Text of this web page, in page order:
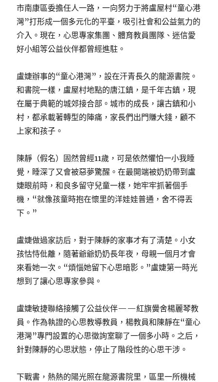
市南康區委擔任人一路，一向努力于將盧屋村“童心港
灣”打形成一個多元化的平臺，吸引社會和公益氣力的
介入。現在，心思專家集團、體育教員團隊、迷信愛
好小組等公益伙伴都曾經進駐。
盧婕辦事的“童心港灣”，設在汗青長久的龍源書院。
和書院一樣，盧屋村地點的唐江鎮，是千年古鎮，現
在屬于典範的城郊接合部。城市的成長，讓古鎮和小
村，都承載著轉型的陣痛，家長們出門賺大錢，顧不
上家和孩子。
陳靜（假名）固然曾經11歲，可是依然懼怕一小我睡
覺，睡深了又會被惡夢驚醒。在最開端被奶奶帶到盧
婕眼前時，和良多留守兒童一樣，她牢牢抓著個手
機，“就像孩童時抱在懷里的洋娃娃普通，舍不得丟
下。”
盧婕做過家訪后，對于陳靜的家事才有了清楚。小女
孩怙恃仳離，隨著爺爺奶奶長年夜，母親一個月才會
來看她一次。“煩惱她留下心思暗影。”盧婕第一時光
想到了讓心思專家參與。
盧婕敏捷聯絡接觸了公益伙伴——紅旗黌舍楊麗琴教
員。作為執證的心思教導教員，楊教員和陳靜在“童心
港灣”專門設置的心思徵詢室聊了一個多小時。之后，
針對陳靜的心思狀態，停止了階段性的心思干涉。
下戰書，熱熱的陽光照在龍源書院里，區里一所機械